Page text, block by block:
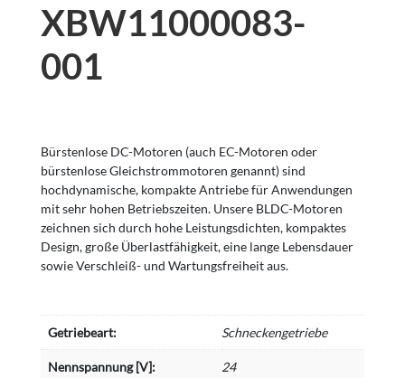
XBW11000083-
001
Bürstenlose DC-Motoren (auch EC-Motoren oder
bürstenlose Gleichstrommotoren genannt) sind
hochdynamische, kompakte Antriebe für Anwendungen
mit sehr hohen Betriebszeiten. Unsere BLDC-Motoren
zeichnen sich durch hohe Leistungsdichten, kompaktes
Design, große Überlastfähigkeit, eine lange Lebensdauer
sowie Verschleiß- und Wartungsfreiheit aus.
Getriebeart: Schneckengetriebe
Nennspannung [V]: 24